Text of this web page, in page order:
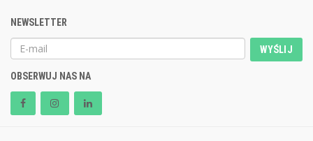
NEWSLETTER
WYŚLIJ
OBSERWUJ NAS NA